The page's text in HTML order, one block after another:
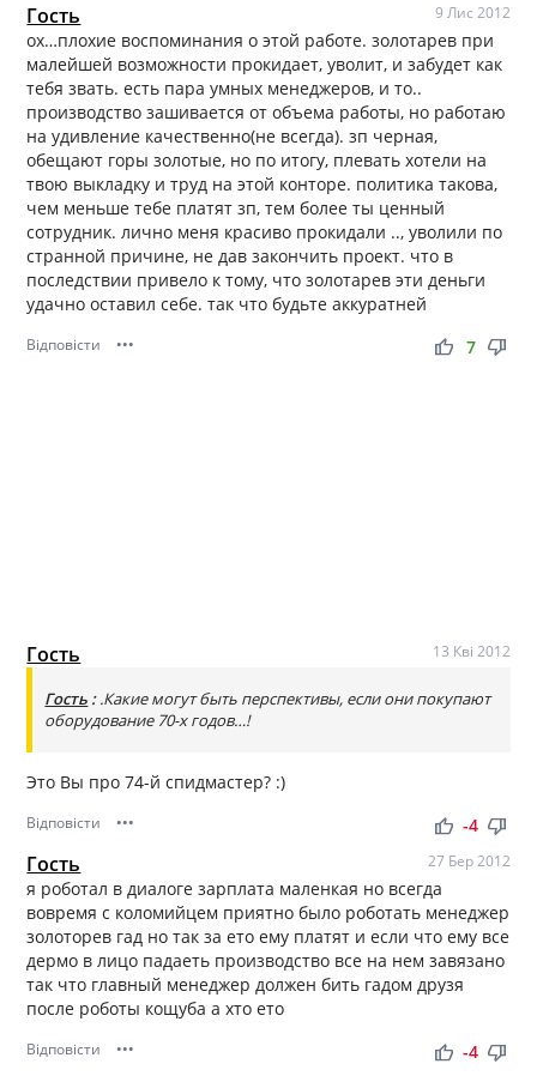
Гость 9 Лис 2012
ох…плохие воспоминания о этой работе. золотарев при
малейшей возможности прокидает, уволит, и забудет как
тебя звать. есть пара умных менеджеров, и то..
производство зашивается от объема работы, но работаю
на удивление качественно(не всегда). зп черная,
обещают горы золотые, но по итогу, плевать хотели на
твою выкладку и труд на этой конторе. политика такова,
чем меньше тебе платят зп, тем более ты ценный
сотрудник. лично меня красиво прокидали .., уволили по
странной причине, не дав закончить проект. что в
последствии привело к тому, что золотарев эти деньги
удачно оставил себе. так что будьте аккуратней
Відповісти ••• thumb_up thumb_down
7
Гость 13 Кві 2012
Гость :.Какие могут быть перспективы, если они покупают
оборудование 70-х годов…!
Это Вы про 74-й спидмастер? :)
Відповісти ••• thumb_up thumb_down
-4
Гость 27 Бер 2012
я роботал в диалоге зарплата маленкая но всегда
вовремя с коломийцем приятно было роботать менеджер
золоторев гад но так за ето ему платят и если что ему все
дермо в лицо падаеть производство все на нем завязано
так что главный менеджер должен бить гадом друзя
после роботы кощуба а хто ето
Відповісти ••• thumb_up thumb_down
-4